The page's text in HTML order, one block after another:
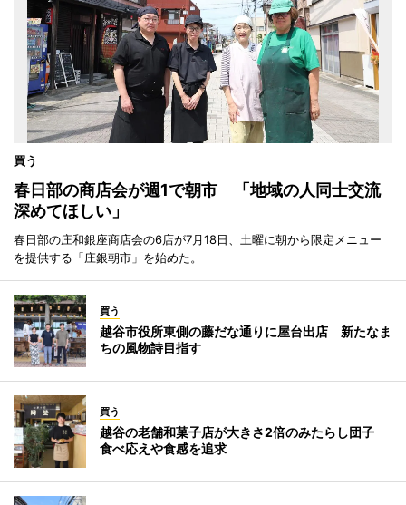
買う
春日部の商店会が週1で朝市 「地域の人同士交流
深めてほしい」
春日部の庄和銀座商店会の6店が7月18日、土曜に朝から限定メニュー
を提供する「庄銀朝市」を始めた。
買う
越谷市役所東側の藤だな通りに屋台出店 新たなま
ちの風物詩目指す
買う
越谷の老舗和菓子店が大きさ2倍のみたらし団子
食べ応えや食感を追求